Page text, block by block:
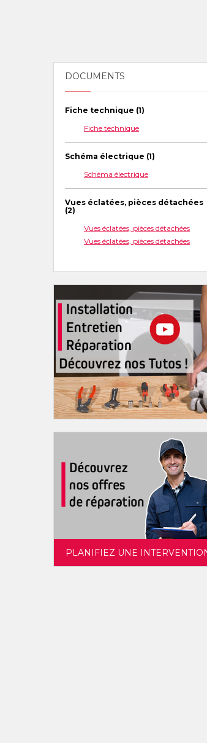
DOCUMENTS
Fiche technique (1)
Fiche technique
Schéma électrique (1)
Schéma électrique
Vues éclatées, pièces détachées
(2)
Vues éclatées, pièces détachées
Vues éclatées, pièces détachées
PLANIFIEZ UNE